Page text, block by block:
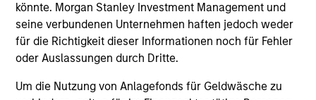
könnte. Morgan Stanley Investment Management und
seine verbundenen Unternehmen haften jedoch weder
für die Richtigkeit dieser Informationen noch für Fehler
oder Auslassungen durch Dritte.
Um die Nutzung von Anlagefonds für Geldwäsche zu
Executive Director
+41 44 588-1020
Philippe.Sudan@morganstanley.com